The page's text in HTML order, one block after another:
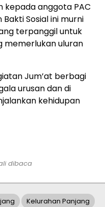
kepada anggota PAC
Sosial ini murni
terpanggil untuk
memerlukan uluran
Jum’at berbagi
urusan dan di
kehidupan
dibaca
Kelurahan Panjang